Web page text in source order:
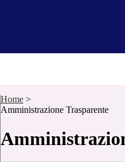
Home >
Amministrazione Trasparente